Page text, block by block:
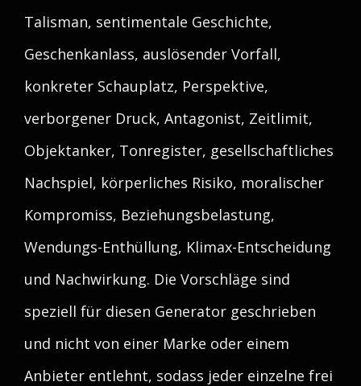
Talisman, sentimentale Geschichte,
Geschenkanlass, auslösender Vorfall,
konkreter Schauplatz, Perspektive,
verborgener Druck, Antagonist, Zeitlimit,
Objektanker, Tonregister, gesellschaftliches
Nachspiel, körperliches Risiko, moralischer
Kompromiss, Beziehungsbelastung,
Wendungs-Enthüllung, Klimax-Entscheidung
und Nachwirkung. Die Vorschläge sind
speziell für diesen Generator geschrieben
und nicht von einer Marke oder einem
Anbieter entlehnt, sodass jeder einzelne frei